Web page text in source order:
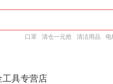
口罩 清仓一元抢 清洁用品 电
具专营店